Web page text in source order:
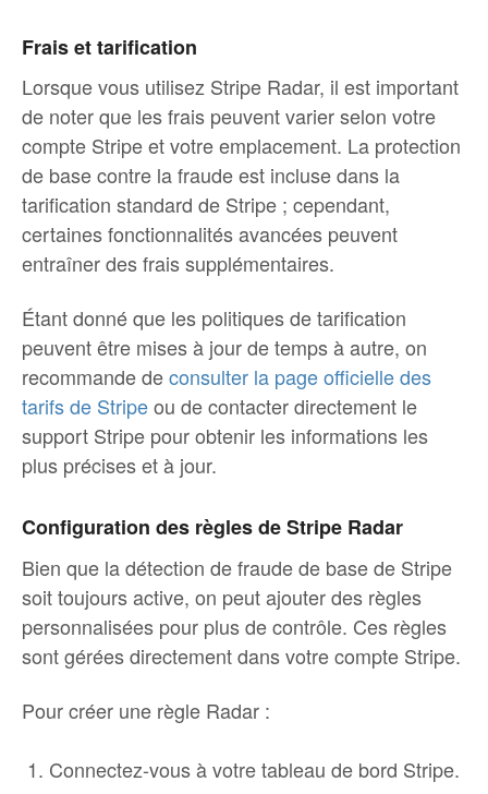
Frais et tarification
Lorsque vous utilisez Stripe Radar, il est important
de noter que les frais peuvent varier selon votre
compte Stripe et votre emplacement. La protection
de base contre la fraude est incluse dans la
tarification standard de Stripe ; cependant,
certaines fonctionnalités avancées peuvent
entraîner des frais supplémentaires.
Étant donné que les politiques de tarification
peuvent être mises à jour de temps à autre, on
recommande deconsulter la page officielle des
tarifs de Stripeou de contacter directement le
support Stripe pour obtenir les informations les
plus précises et à jour.
Configuration des règles de Stripe Radar
Bien que la détection de fraude de base de Stripe
soit toujours active, on peut ajouter des règles
personnalisées pour plus de contrôle. Ces règles
sont gérées directement dans votre compte Stripe.
Pour créer une règle Radar :
Connectez-vous à votre tableau de bord Stripe.